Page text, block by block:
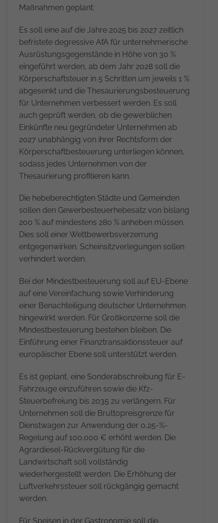
Maßnahmen geplant:
Es soll eine auf die Jahre 2025 bis 2027 zeitlich
befristete degressive AfA für unternehmerische
Ausrüstungsgegenstände in Höhe von 30 %
eingeführt werden, ab dem Jahr 2028 soll die
Körperschaftsteuer in 5 Schritten um jeweils 1 %
abgesenkt und die Thesaurierungsbesteuerung
für Unternehmen verbessert werden. Es soll
auch geprüft werden, ob die gewerblichen
Einkünfte neu gegründeter Unternehmen ab
2027 unabhängig von ihrer Rechtsform der
Körperschaftbesteuerung unterliegen können,
sodass jedes Unternehmen von der
Thesaurierung profitieren kann.
Die hebeberechtigten Städte und Gemeinden
sollen den Gewerbesteuerhebesatz von bislang
200 % auf mindestens 280 % anheben müssen.
Dies soll einer Wettbewerbsverzerrung
entgegenwirken. Scheinsitzverlegungen sollen
verhindert werden.
Bei der Mindestbesteuerung soll auf EU-Ebene
auf eine Vereinfachung sowie Verhinderung
einer Benachteiligung deutscher Unternehmen
hingewirkt werden. Für Großkonzerne soll die
Mindestbesteuerung bestehen bleiben. Die
Einführung einer Finanztransaktionssteuer auf
europäischer Ebene soll unterstützt werden.
Es ist geplant, eine Sonderabschreibung für E-
Fahrzeuge einzuführen sowie die Kfz-
Steuerbefreiung bis 2035 zu verlängern. Für
Unternehmen soll die Bruttopreisgrenze für
Dienstwagen zur Anwendung der 0,25-%-
Regelung auf 100.000 € erhöht werden. Die
Agrardiesel-Rückvergütung für die
Landwirtschaft soll vollständig
wiederhergestellt werden. Die Erhöhung der
Luftverkehrssteuer soll rückgängig gemacht
werden.
Für Speisen in der Gastronomie soll die